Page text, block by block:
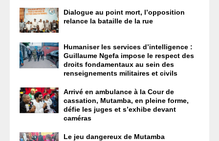
Dialogue au point mort, l’opposition
relance la bataille de la rue
Humaniser les services d’intelligence :
Guillaume Ngefa impose le respect des
droits fondamentaux au sein des
renseignements militaires et civils
Arrivé en ambulance à la Cour de
cassation, Mutamba, en pleine forme,
défie les juges et s’exhibe devant
caméras
Le jeu dangereux de Mutamba